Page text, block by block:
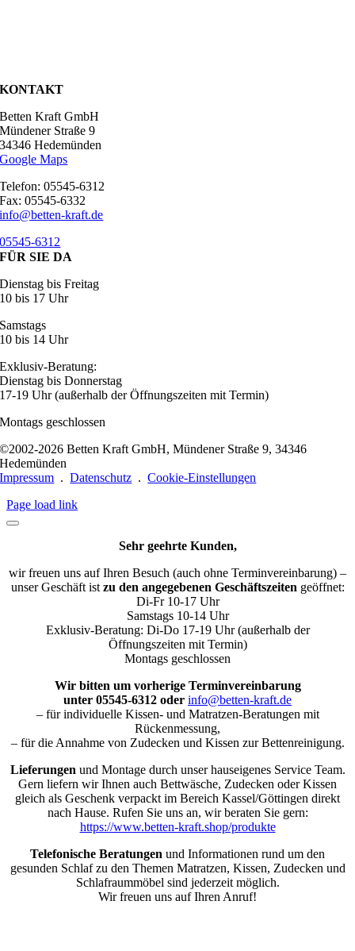
KONTAKT
Betten Kraft GmbH
Mündener Straße 9
34346 Hedemünden
Google Maps
Telefon: 05545-6312
Fax: 05545-6332
info@betten-kraft.de
05545-6312
FÜR SIE DA
Dienstag bis Freitag
10 bis 17 Uhr
Samstags
10 bis 14 Uhr
Exklusiv-Beratung:
Dienstag bis Donnerstag
17-19 Uhr (außerhalb der Öffnungszeiten mit Termin)
Montags geschlossen
©2002-2026 Betten Kraft GmbH, Mündener Straße 9, 34346
Hedemünden
Impressum .Datenschutz .Cookie-Einstellungen
Page load link
Sehr geehrte Kunden,
wir freuen uns auf Ihren Besuch (auch ohne Terminvereinbarung) –
unser Geschäft ist zu den angegebenen Geschäftszeiten geöffnet:
Di-Fr 10-17 Uhr
Samstags 10-14 Uhr
Exklusiv-Beratung: Di-Do 17-19 Uhr (außerhalb der
Öffnungszeiten mit Termin)
Montags geschlossen
Wir bitten um vorherige Terminvereinbarung
unter 05545-6312 oder info@betten-kraft.de
– für individuelle Kissen- und Matratzen-Beratungen mit
Rückenmessung,
– für die Annahme von Zudecken und Kissen zur Bettenreinigung.
Lieferungen und Montage durch unser hauseigenes Service Team.
Gern liefern wir Ihnen auch Bettwäsche, Zudecken oder Kissen
gleich als Geschenk verpackt im Bereich Kassel/Göttingen direkt
nach Hause. Rufen Sie uns an, wir beraten Sie gern:
https://www.betten-kraft.shop/produkte
Telefonische Beratungen und Informationen rund um den
gesunden Schlaf zu den Themen Matratzen, Kissen, Zudecken und
Schlafraummöbel sind jederzeit möglich.
Wir freuen uns auf Ihren Anruf!